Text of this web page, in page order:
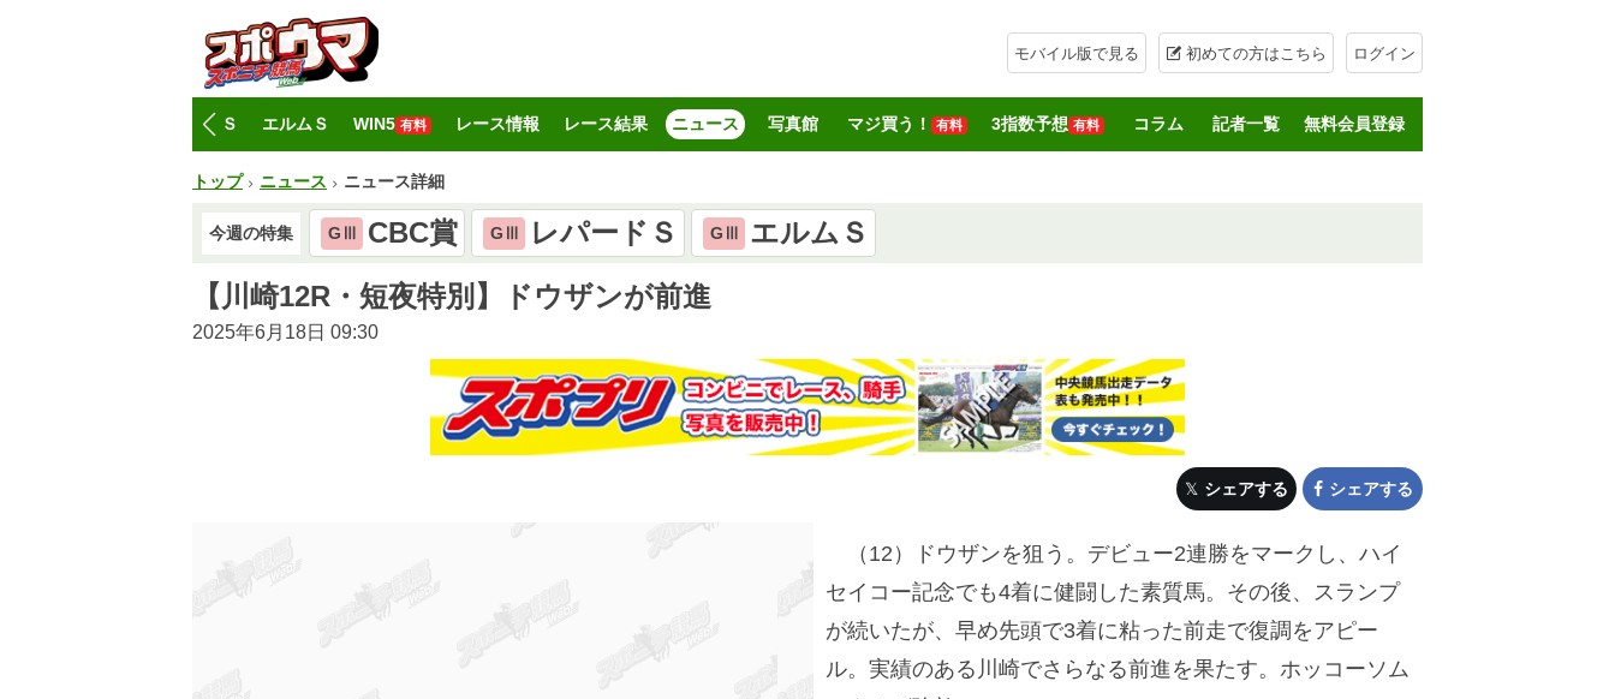
モバイル版で見る 初めての方はこちら ログイン
レパードＳ エルムＳ WIN5 有料 レース情報 レース結果 ニュース 写真館 マジ買う！ 有料 3指数予想 有料 コラム 記者一覧 無料会員登録
トップ ニュース ニュース詳細
今週の特集 GⅢ CBC賞 GⅢ レパードＳ GⅢ
エルムＳ
【川崎12R・短夜特別】ドウザンが前進
2025年6月18日 09:30
シェアする シェアする
（12）ドウザンを狙う。デビュー2連勝をマークし、ハイ
セイコー記念でも4着に健闘した素質馬。その後、スランプ
が続いたが、早め先頭で3着に粘った前走で復調をアピー
ル。実績のある川崎でさらなる前進を果たす。ホッコーソム